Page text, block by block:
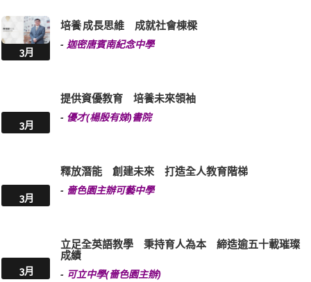
3月
培養 成長思維 成就社會棟樑
- 迦密唐賓南紀念中學
3月
提供資優教育 培養未來領袖
- 優才(楊殷有娣)書院
3月
釋放潛能 創建未來 打造全人教育階梯
- 嗇色園主辦可藝中學
3月
立足全英語教學 秉持育人為本 締造逾五十載璀璨
成績
- 可立中學(嗇色園主辦)